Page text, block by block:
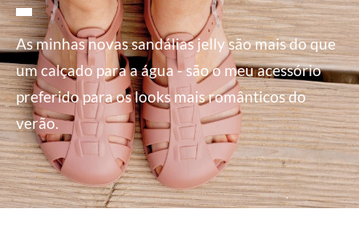
As minhas novas sandálias jelly são mais do que
um calçado para a água - são o meu acessório
preferido para os looks mais românticos do
verão.